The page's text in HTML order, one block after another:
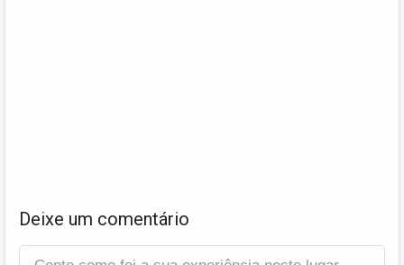
Deixe um comentário